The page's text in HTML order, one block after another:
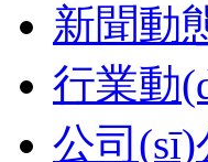
新聞動
行業動
公司(sī)